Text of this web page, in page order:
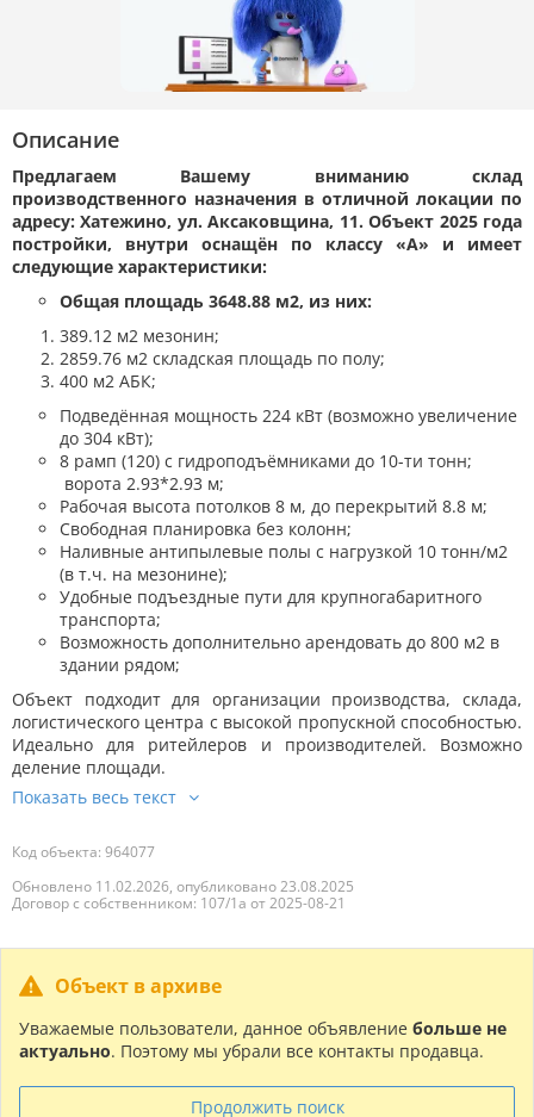
Описание
Предлагаем Вашему вниманию склад
производственного назначения в отличной локации по
адресу: Хатежино, ул. Аксаковщина, 11. Объект 2025 года
постройки, внутри оснащён по классу «А» и имеет
следующие характеристики:
Общая площадь 3648.88 м2, из них:
389.12 м2 мезонин;
2859.76 м2 складская площадь по полу;
400 м2 АБК;
Подведённая мощность 224 кВт (возможно увеличение
до 304 кВт);
8 рамп (120) с гидроподъёмниками до 10-ти тонн;
ворота 2.93*2.93 м;
Рабочая высота потолков 8 м, до перекрытий 8.8 м;
Свободная планировка без колонн;
Наливные антипылевые полы с нагрузкой 10 тонн/м2
(в т.ч. на мезонине);
Удобные подъездные пути для крупногабаритного
транспорта;
Возможность дополнительно арендовать до 800 м2 в
здании рядом;
Объект подходит для организации производства, склада,
логистического центра с высокой пропускной способностью.
Идеально для ритейлеров и производителей. Возможно
деление площади.
Код объекта: 964077
Обновлено 11.02.2026, опубликовано 23.08.2025
Договор с собственником: 107/1а от 2025-08-21
Объект в архиве
Уважаемые пользователи, данное объявление больше не
актуально. Поэтому мы убрали все контакты продавца.
Продолжить поиск